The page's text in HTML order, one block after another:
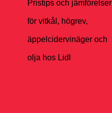
Pristips och jämförelser
för vitkål, högrev,
äppelcidervinäger och
olja hos Lidl